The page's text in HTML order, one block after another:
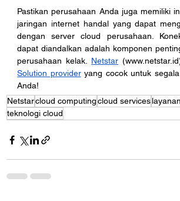
Pastikan perusahaan Anda juga memiliki
jaringan internet handal yang dapat
dengan server cloud perusahaan.
dapat diandalkan adalah komponen
perusahaan kelak. Netstar (www.netstar.id
Solution provider yang cocok untuk
Anda!
Netstarcloud computing cloud services
teknologi cloud